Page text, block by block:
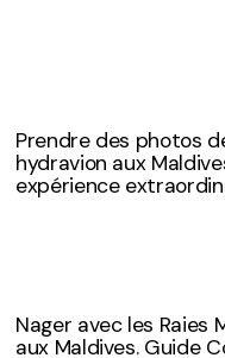
Prendre des photos
hydravion aux
expérience
Nager avec les Raies
aux Maldives. Guide